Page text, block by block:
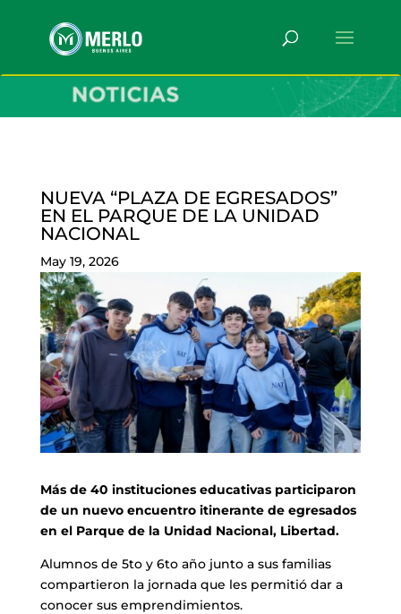
NUEVA “PLAZA DE EGRESADOS”
EN EL PARQUE DE LA UNIDAD
NACIONAL
May 19, 2026
Más de 40 instituciones educativas participaron
de un nuevo encuentro itinerante de egresados
en el Parque de la Unidad Nacional, Libertad.
Alumnos de 5to y 6to año junto a sus familias
compartieron la jornada que les permitió dar a
conocer sus emprendimientos.